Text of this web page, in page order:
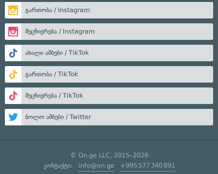
გართობა / Instagram
მეცნიერება / Instagram
ახალი ამბები / TikTok
გართობა / TikTok
მეცნიერება / TikTok
ბოლო ამბები / Twitter
© On.ge LLC, 2015–2026
კონტაქტი: info@on.ge +995 577 340 891